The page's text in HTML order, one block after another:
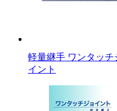
軽量継手 ワンタッチ
イント